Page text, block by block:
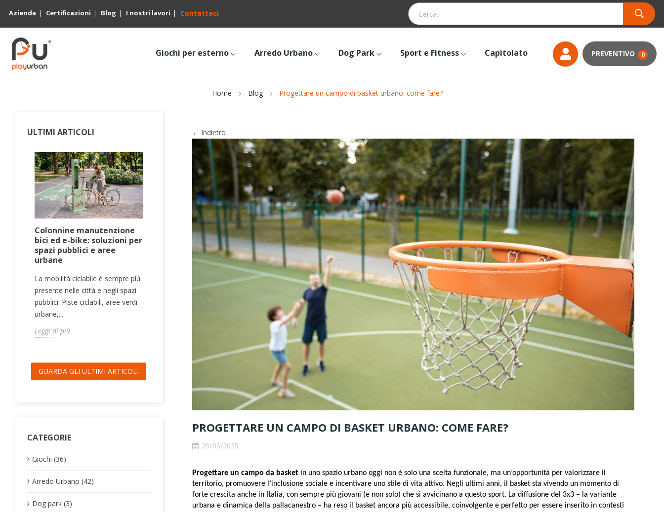
Contattaci
Azienda Certificazioni Blog I nostri lavori
Giochi per esterno Arredo Urbano Dog Park Sport e Fitness Capitolato 0
Home Blog Progettare un campo di basket urbano: come fare?
ULTIMI ARTICOLI
Colonnine manutenzione
bici ed e-bike: soluzioni per
spazi pubblici e aree
urbane
La mobilità ciclabile è sempre più
presente nelle città e negli spazi
pubblici. Piste ciclabili, aree verdi
urbane,...
Leggi di più
Tavoli da gioco per parchi
pubblici: ping pong e
Teqball per aree sportive
outdoor
I tavoli da gioco per parchi
pubblici sono una soluzione
Altalene per parchi
pubblici: come scegliere il
modello più adatto
Le altalene per parchi pubblici
sono tra le attrezzature più
richieste nella progettazione di
Leggi di più
Giochi da Giardino Inclusivi
per Spazi Pubblici : Il
Successo di Spinner e
Giostre Girevoli
nell’Arredo Urbano
all'aperto dedicati all'infanzia ha
vissuto negli ultimi anni una vera
e propria...
Leggi di più
Giochi per Parchi
Pubblici e
Progettare Spazi
ad Alto Valore
Grado Industriale
Nel panorama
del design ricreativo
progettazione delle
non risponde più a...
Leggi di più
GUARDA GLI ULTIMI ARTICOLI
CATEGORIE
Giochi (36)
Arredo Urbano (42)
Dog park (3)
← Indietro
PROGETTARE UN CAMPO DI BASKET URBANO: COME FARE?
29/05/2025
Progettare un campo da basket in uno spazio urbano oggi non è solo una scelta funzionale, ma un’opportunità per valorizzare il
territorio, promuovere l’inclusione sociale e incentivare uno stile di vita attivo. Negli ultimi anni, il basket sta vivendo un momento di
forte crescita anche in Italia, con sempre più giovani (e non solo) che si avvicinano a questo sport. La diffusione del 3x3 – la variante
urbana e dinamica della pallacanestro – ha reso il basket ancora più accessibile, coinvolgente e perfetto per essere inserito in contesti